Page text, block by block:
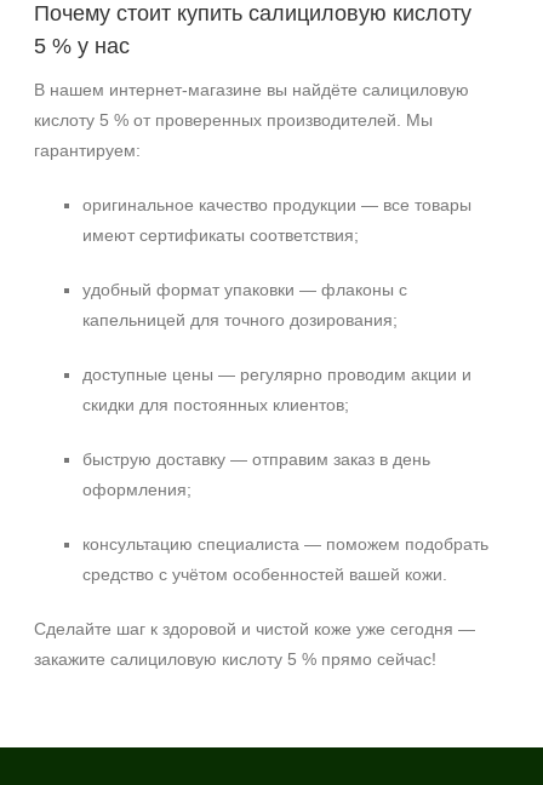
Почему стоит купить салициловую кислоту
5 % у нас
В нашем интернет‑магазине вы найдёте салициловую
кислоту 5 % от проверенных производителей. Мы
гарантируем:
оригинальное качество продукции — все товары
имеют сертификаты соответствия;
удобный формат упаковки — флаконы с
капельницей для точного дозирования;
доступные цены — регулярно проводим акции и
скидки для постоянных клиентов;
быструю доставку — отправим заказ в день
оформления;
консультацию специалиста — поможем подобрать
средство с учётом особенностей вашей кожи.
Сделайте шаг к здоровой и чистой коже уже сегодня —
закажите салициловую кислоту 5 % прямо сейчас!